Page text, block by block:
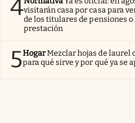
4visitarán casa por casa para
de los titulares de pensiones o
prestación
5HogarMezclar hojas de laurel
para qué sirve y por qué ya se